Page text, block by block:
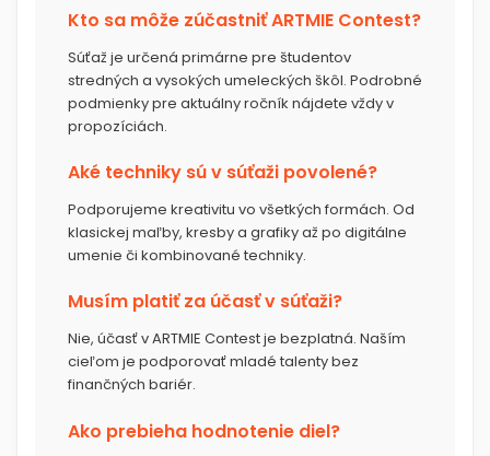
Kto sa môže zúčastniť ARTMIE Contest?
Súťaž je určená primárne pre študentov
stredných a vysokých umeleckých škôl. Podrobné
podmienky pre aktuálny ročník nájdete vždy v
propozíciách.
Aké techniky sú v súťaži povolené?
Podporujeme kreativitu vo všetkých formách. Od
klasickej maľby, kresby a grafiky až po digitálne
umenie či kombinované techniky.
Musím platiť za účasť v súťaži?
Nie, účasť v ARTMIE Contest je bezplatná. Naším
cieľom je podporovať mladé talenty bez
finančných bariér.
Ako prebieha hodnotenie diel?